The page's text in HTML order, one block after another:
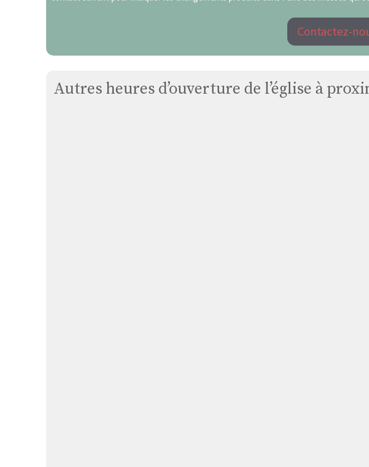
Contactez-
Autres heures d’ouverture de l’église à